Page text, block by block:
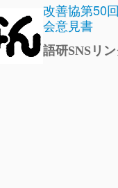
改善協第50
会意見書
語研SNSリ